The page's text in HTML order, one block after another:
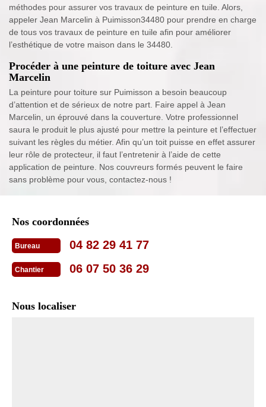
méthodes pour assurer vos travaux de peinture en tuile. Alors,
appeler Jean Marcelin à Puimisson34480 pour prendre en charge
de tous vos travaux de peinture en tuile afin pour améliorer
l’esthétique de votre maison dans le 34480.
Procéder à une peinture de toiture avec Jean
Marcelin
La peinture pour toiture sur Puimisson a besoin beaucoup
d’attention et de sérieux de notre part. Faire appel à Jean
Marcelin, un éprouvé dans la couverture. Votre professionnel
saura le produit le plus ajusté pour mettre la peinture et l’effectuer
suivant les règles du métier. Afin qu’un toit puisse en effet assurer
leur rôle de protecteur, il faut l’entretenir à l’aide de cette
application de peinture. Nos couvreurs formés peuvent le faire
sans problème pour vous, contactez-nous !
Nos coordonnées
Bureau 04 82 29 41 77
Chantier 06 07 50 36 29
Nous localiser